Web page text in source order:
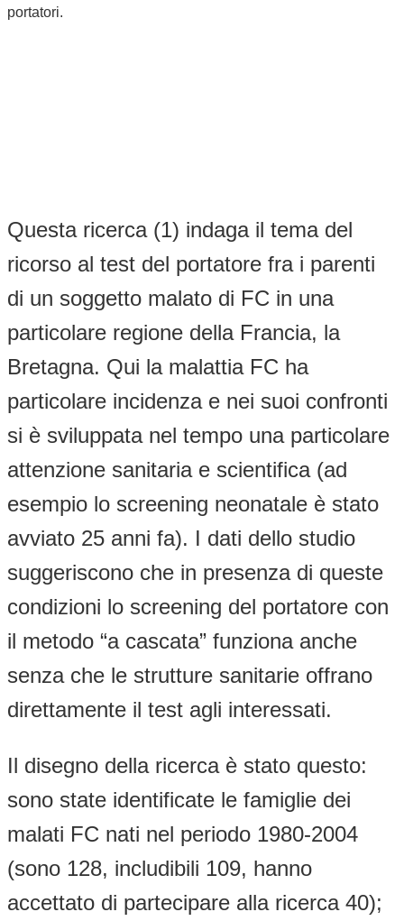
portatori.
Questa ricerca (1) indaga il tema del
ricorso al test del portatore fra i parenti
di un soggetto malato di FC in una
particolare regione della Francia, la
Bretagna. Qui la malattia FC ha
particolare incidenza e nei suoi confronti
si è sviluppata nel tempo una particolare
attenzione sanitaria e scientifica (ad
esempio lo screening neonatale è stato
avviato 25 anni fa). I dati dello studio
suggeriscono che in presenza di queste
condizioni lo screening del portatore con
il metodo “a cascata” funziona anche
senza che le strutture sanitarie offrano
direttamente il test agli interessati.
Il disegno della ricerca è stato questo:
sono state identificate le famiglie dei
malati FC nati nel periodo 1980-2004
(sono 128, includibili 109, hanno
accettato di partecipare alla ricerca 40);